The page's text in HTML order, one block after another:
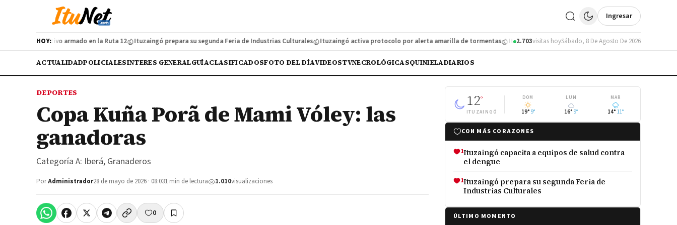
Ingresar
HOY:
cazador furtivo armado en la Ruta 12 Ituzaingó prepara su segunda Feria de Industrias Culturales Ituzaingó activa protocolo por alerta amarilla de tormentas Ituzaingó se subió al podio en un torneo de fútbol infantil
2.703visitas hoySábado, 8 De Agosto De 2026
ACTUALIDADPOLICIALESINTERES GENERALGUÍACLASIFICADOSFOTO DEL DÍAVIDEOSTVNECROLÓGICASQUINIELADIARIOS
DEPORTES
Copa Kuña Porã de Mami Vóley: las
ganadoras
Categoría A: Iberá, Granaderos
PorAdministrador28 de mayo de 2026 · 08:031 min de lectura 1.010visualizaciones
0
12°
ITUZAINGÓ
DOM
19° 9°
LUN
16° 9°
MAR
14° 11°
CON MÁS CORAZONES
1Ituzaingó capacita a equipos de salud contra
el dengue
1Ituzaingó prepara su segunda Feria de
Industrias Culturales
ÚLTIMO MOMENTO